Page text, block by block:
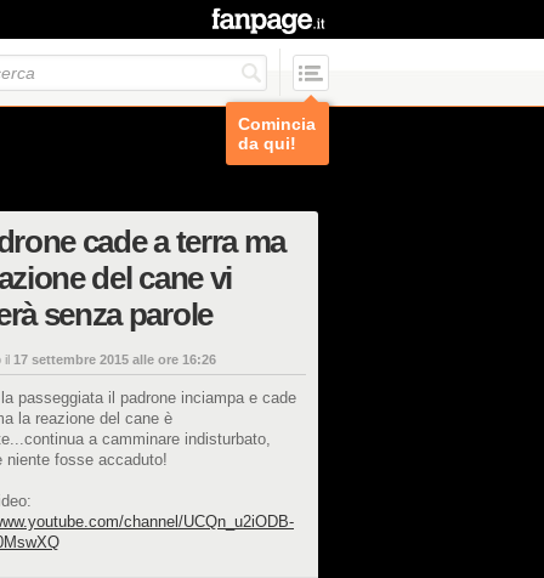
Comincia
da qui!
cade a terra ma
del cane vi
senza parole
il 17 settembre 2015 alle ore 16:26
la passeggiata il padrone inciampa e cade
la reazione del cane è
a camminare indisturbato,
niente fosse accaduto!
channel/UCQn_u2iODB-